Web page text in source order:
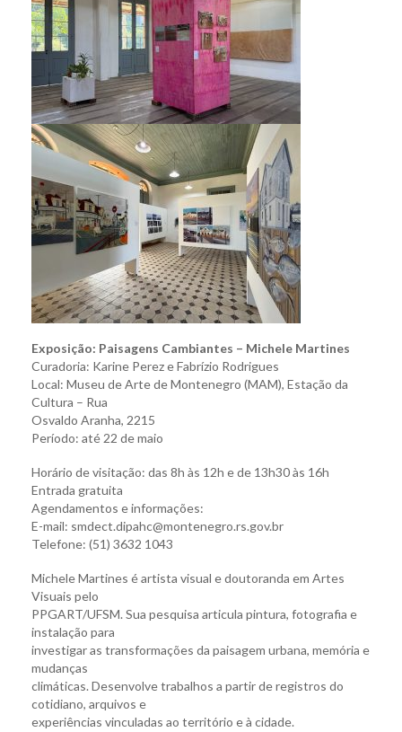
Exposição: Paisagens Cambiantes – Michele Martines
Curadoria: Karine Perez e Fabrízio Rodrigues
Local: Museu de Arte de Montenegro (MAM), Estação da
Cultura – Rua
Osvaldo Aranha, 2215
Período: até 22 de maio
Horário de visitação: das 8h às 12h e de 13h30 às 16h
Entrada gratuita
Agendamentos e informações:
E-mail: smdect.dipahc@montenegro.rs.gov.br
Telefone: (51) 3632 1043
Michele Martines é artista visual e doutoranda em Artes
Visuais pelo
PPGART/UFSM. Sua pesquisa articula pintura, fotografia e
instalação para
investigar as transformações da paisagem urbana, memória e
mudanças
climáticas. Desenvolve trabalhos a partir de registros do
cotidiano, arquivos e
experiências vinculadas ao território e à cidade.